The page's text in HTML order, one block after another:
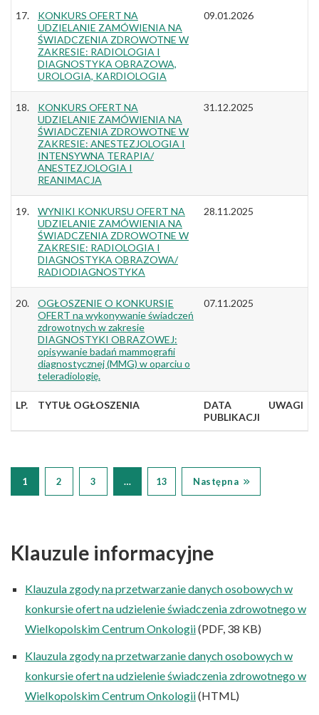
LP. TYTUŁ OGŁOSZENIA
DATA
PUBLIKACJI
UWAGI
17.
KONKURS OFERT NA
UDZIELANIE ZAMÓWIENIA NA
ŚWIADCZENIA ZDROWOTNE W
ZAKRESIE: RADIOLOGIA I
DIAGNOSTYKA OBRAZOWA,
UROLOGIA, KARDIOLOGIA
09.01.2026
18.
KONKURS OFERT NA
UDZIELANIE ZAMÓWIENIA NA
ŚWIADCZENIA ZDROWOTNE W
ZAKRESIE: ANESTEZJOLOGIA I
INTENSYWNA TERAPIA/
ANESTEZJOLOGIA I
REANIMACJA
31.12.2025
19.
WYNIKI KONKURSU OFERT NA
UDZIELANIE ZAMÓWIENIA NA
ŚWIADCZENIA ZDROWOTNE W
ZAKRESIE: RADIOLOGIA I
DIAGNOSTYKA OBRAZOWA/
RADIODIAGNOSTYKA
28.11.2025
20.
OGŁOSZENIE O KONKURSIE
OFERT na wykonywanie świadczeń
zdrowotnych w zakresie
DIAGNOSTYKI OBRAZOWEJ:
opisywanie badań mammografii
diagnostycznej (MMG) w oparciu o
teleradiologię.
07.11.2025
1 2 3 … 13 Następna
Klauzule informacyjne
Klauzula zgody na przetwarzanie danych osobowych w
konkursie ofert na udzielenie świadczenia zdrowotnego w
Wielkopolskim Centrum Onkologii(PDF, 38 KB)
Klauzula zgody na przetwarzanie danych osobowych w
konkursie ofert na udzielenie świadczenia zdrowotnego w
Wielkopolskim Centrum Onkologii(HTML)